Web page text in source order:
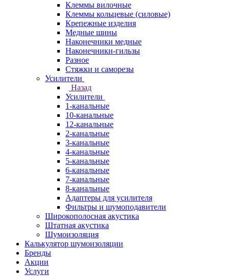
Клеммы вилочные
Клеммы кольцевые (силовые)
Крепежные изделия
Медные шины
Наконечники медные
Наконечники-гильзы
Разное
Стяжки и саморезы
Усилители
Назад
Усилители
1-канальные
10-канальные
12-канальные
2-канальные
3-канальные
4-канальные
5-канальные
6-канальные
7-канальные
8-канальные
Адаптеры для усилителя
Фильтры и шумоподавители
Широкополосная акустика
Штатная акустика
Шумоизоляция
Калькулятор шумоизоляции
Бренды
Акции
Услуги